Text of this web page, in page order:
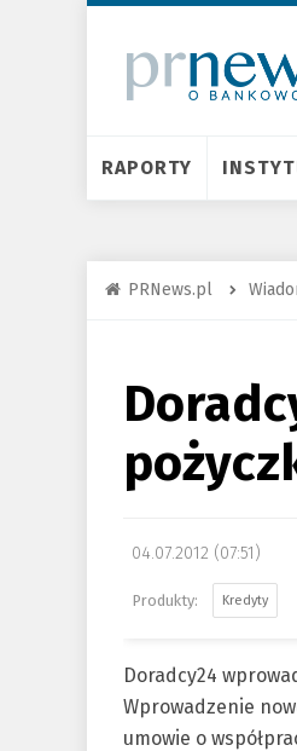
RAPORTY
PRNews.pl
04.07.2012 (07:51)
Kredyty
Doradcy24
Wprowadzenie
umowie o